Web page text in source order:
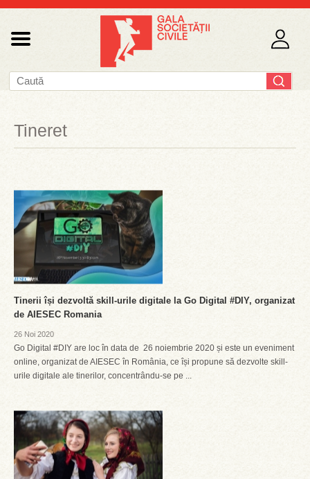
Tineret
Tinerii își dezvoltă skill-urile digitale la Go Digital #DIY, organizat
de AIESEC Romania
26 Noi 2020
Go Digital #DIY are loc în data de 26 noiembrie 2020 și este un eveniment
online, organizat de AIESEC în România, ce își propune să dezvolte skill-
urile digitale ale tinerilor, concentrându-se pe ...